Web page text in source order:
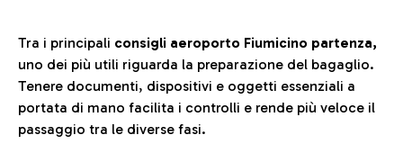
Tra i principali consigli aeroporto Fiumicino partenza,
uno dei più utili riguarda la preparazione del bagaglio.
Tenere documenti, dispositivi e oggetti essenziali a
portata di mano facilita i controlli e rende più veloce il
passaggio tra le diverse fasi.